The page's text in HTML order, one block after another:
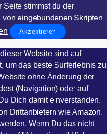
Seite stimmst du der
eingebundenen Skripten
Akzeptieren
Website sind auf
um das beste Surferlebnis zu
ohne Änderung der
(Navigation) oder auf
Dich damit einverstanden.
Drittanbietern wie Amazon,
Wenn Du das nicht